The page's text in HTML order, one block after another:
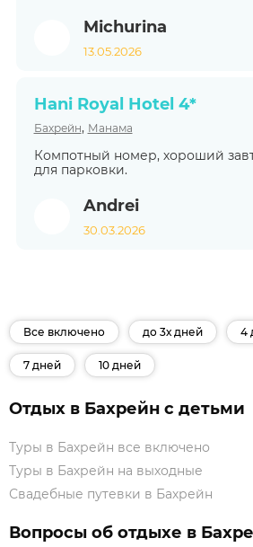
Michurina
13.05.2026
Hani Royal Hotel 4*
Бахрейн, Манама
Компотный номер, хороший
для парковки.
Andrei
30.03.2026
Все включено до 3х дней 4
7 дней 10 дней
Отдых в Бахрейн с детьми
Туры в Бахрейн все включено
Туры в Бахрейн на выходные
Свадебные путевки в Бахрейн
Вопросы об отдыхе в